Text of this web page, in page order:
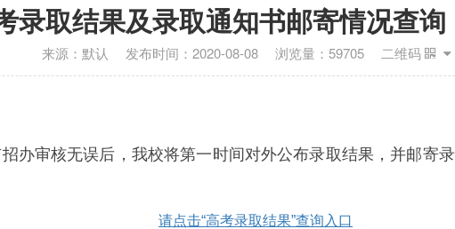
录取结果及录取通知书邮寄情况查
来源： 默认 发布时间： 2020-08-08 浏览量： 59705 二维码
办审核无误后，我校将第一时间对外公布录取结果，并邮寄
请点击“高考录取结果”查询入口